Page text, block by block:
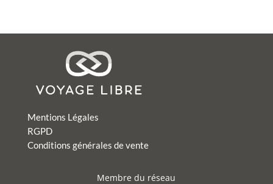
Mentions Légales
RGPD
Conditions générales de vente
Membre du réseau